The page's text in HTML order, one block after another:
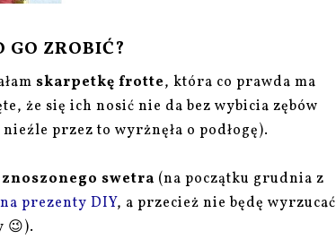
GO ZROBIĆ?
skarpetkę frotte, która co prawda ma
że się ich nosić nie da bez wybicia zębów
przez to wyrżnęła o podłogę).
swetra (na początku grudnia z
prezenty DIY, a przecież nie będę wyrzucać
😉).